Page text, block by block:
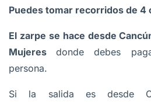
Puedes tomar recorridos de 4
El zarpe se hace desde
Mujeresdonde debes
persona.
Si la salida es desde